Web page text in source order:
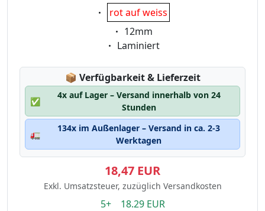
Eigenschaft:
rot auf weiss
Eigenschaft:
12mm
Eigenschaft:
Laminiert
📦 Lagerstatus:
Verfügbarkeit & Lieferzeit
✅
4x auf Lager – Versand innerhalb von 24
Stunden
🚛
134x im Außenlager – Versand in ca. 2-3
Werktagen
18,47 EUR
Exkl. Umsatzsteuer, zuzüglich Versandkosten
5+ 18.29 EUR